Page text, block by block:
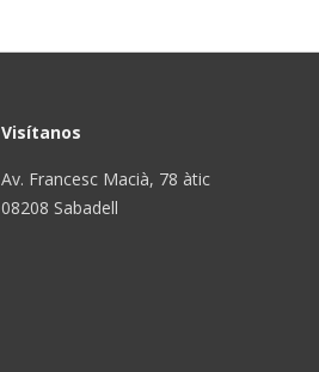
Visítanos
Av. Francesc Macià, 78 àtic
08208 Sabadell